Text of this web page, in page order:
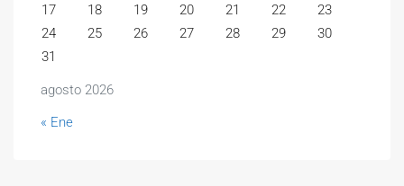
agosto 2026
17
18 19 20 21 22
23
24
25 26 27 28 29
30
31
« Ene